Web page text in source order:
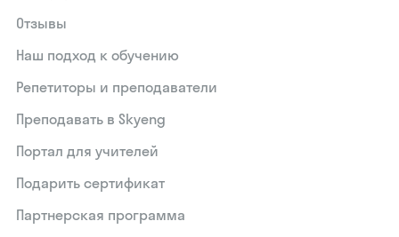
Отзывы
Наш подход к обучению
Репетиторы и преподаватели
Преподавать в Skyeng
Портал для учителей
Подарить сертификат
Партнерская программа